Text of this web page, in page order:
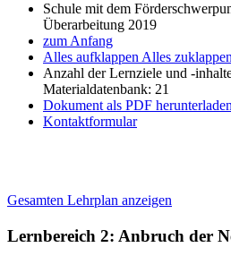
Schule mit dem
Überarbeitung 2019
zum Anfang
Alles aufklappen Alles zuklappen
Anzahl der Lernziele und -
Materialdatenbank: 21
Dokument als PDF herunterladen
Kontaktformular
Gesamten Lehrplan anzeigen
Lernbereich 2: Anbruch der